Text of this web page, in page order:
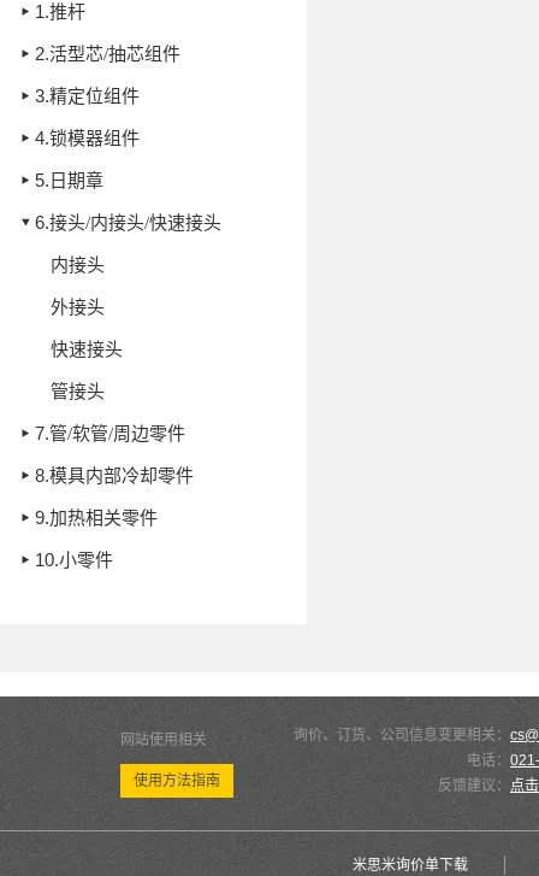
1.推杆
2.活型芯/抽芯组件
3.精定位组件
4.锁模器组件
5. 日期章
6.接头/内接头/快速接头
内接头
外接头
快速接头
管接头
7.管/软管/周边零件
8.模具内部冷却零件
9.加热相关零件
10.小零件